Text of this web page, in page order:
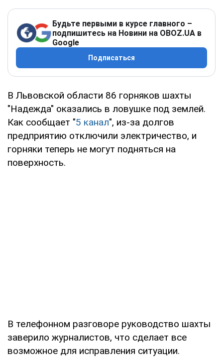
Будьте первыми в курсе главного –
подпишитесь на Новини на OBOZ.UA в
Google
Подписаться
В Львовской области 86 горняков шахты
"Надежда" оказались в ловушке под землей.
Как сообщает "5 канал", из-за долгов
предприятию отключили электричество, и
горняки теперь не могут подняться на
поверхность.
В телефонном разговоре руководство шахты
заверило журналистов, что сделает все
возможное для исправления ситуации.